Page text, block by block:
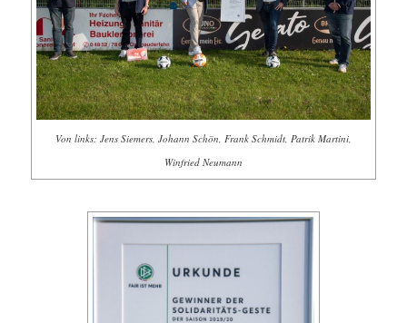
Von links: Jens Siemers, Johann Schön, Frank Schmidt, Patrik Martini,
Winfried Neumann